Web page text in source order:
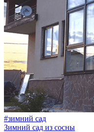
#зимний сад
Зимний сад из сосны